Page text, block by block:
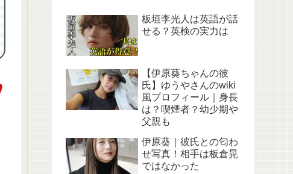
板垣李光人は英語が話
せる？英検の実力は
【伊原葵ちゃんの彼
氏】ゆうやさんのwiki
風プロフィール｜身長
は？喫煙者？幼少期や
父親も
伊原葵｜彼氏との匂わ
せ写真！相手は板倉晃
ではなかった